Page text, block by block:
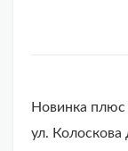
Новинка плюс
ул. Колоскова